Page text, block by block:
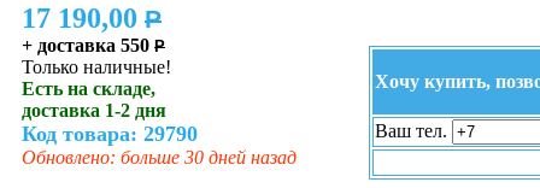
17 190,00 P
+ доставка 550 P
Только наличные!
Есть на складе,
доставка 1-2 дня
Код товара: 29790
Обновлено: больше 30 дней назад
Хочу купить,
Ваш тел.